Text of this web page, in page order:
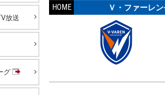
HOME Ｖ・ファーレ
放送
グ